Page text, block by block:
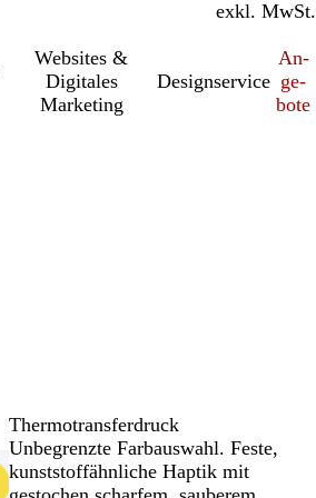
inkl. MwSt.
exkl. MwSt.
Websites &
Digitales
Marketing
Designservice
An­­
ge­­
bo­­te
Thermotransferdruck
Unbegrenzte Farbauswahl. Feste,
kunststoffähnliche Haptik mit